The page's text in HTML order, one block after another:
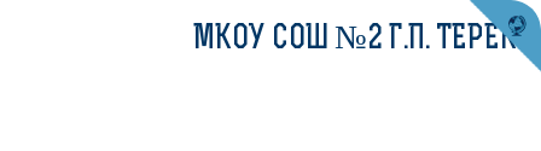
МКОУ СОШ №2 Г.П. ТЕРЕК